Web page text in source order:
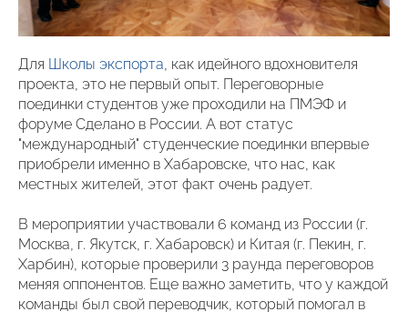
Для Школы экспорта, как идейного вдохновителя
проекта, это не первый опыт. Переговорные
поединки студентов уже проходили на ПМЭФ и
форуме Сделано в России. А вот статус
"международный" студенческие поединки впервые
приобрели именно в Хабаровске, что нас, как
местных жителей, этот факт очень радует.
В мероприятии участвовали 6 команд из России (г.
Москва, г. Якутск, г. Хабаровск) и Китая (г. Пекин, г.
Харбин), которые проверили 3 раунда переговоров
меняя оппонентов. Еще важно заметить, что у каждой
команды был свой переводчик, который помогал в